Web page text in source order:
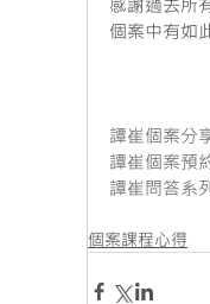
個案中有如
譚崔個案分
譚崔個案預
譚崔問答系
個案課程心得